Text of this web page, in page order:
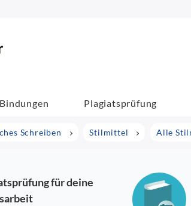
Bindungen Plagiatsprüfung
Schreiben Stilmittel Alle
für deine